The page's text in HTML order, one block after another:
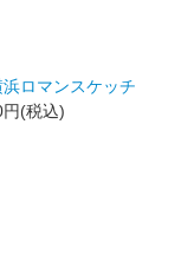
ロマンスケッチ
(税込)